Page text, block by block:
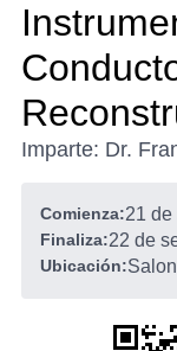
Imparte: Dr.
Comienza:21
Finaliza:22 de
Ubicación: